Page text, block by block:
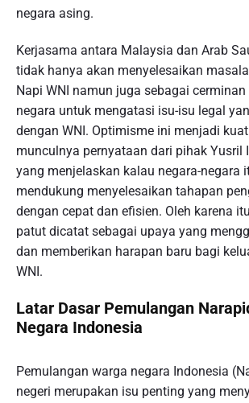
negara asing.
Kerjasama antara Malaysia dan Arab
tidak hanya akan menyelesaikan
Napi WNI namun juga sebagai
negara untuk mengatasi isu-isu legal
dengan WNI. Optimisme ini menjadi
munculnya pernyataan dari pihak Yusril
yang menjelaskan kalau negara-negara
mendukung menyelesaikan tahapan
dengan cepat dan efisien. Oleh karena
patut dicatat sebagai upaya yang
dan memberikan harapan baru bagi
WNI.
Latar Dasar Pemulangan
Negara Indonesia
Pemulangan warga negara Indonesia
negeri merupakan isu penting yang